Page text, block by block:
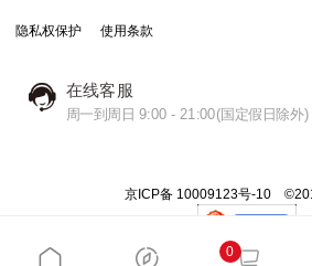
隐私权保护 使用条款
在线客服
周一到周日 9:00 - 21:00(国定假日除外)
京ICP备 10009123号-10
0